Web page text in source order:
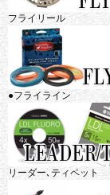
フライリール
●フライライン
リーダー､ティペット